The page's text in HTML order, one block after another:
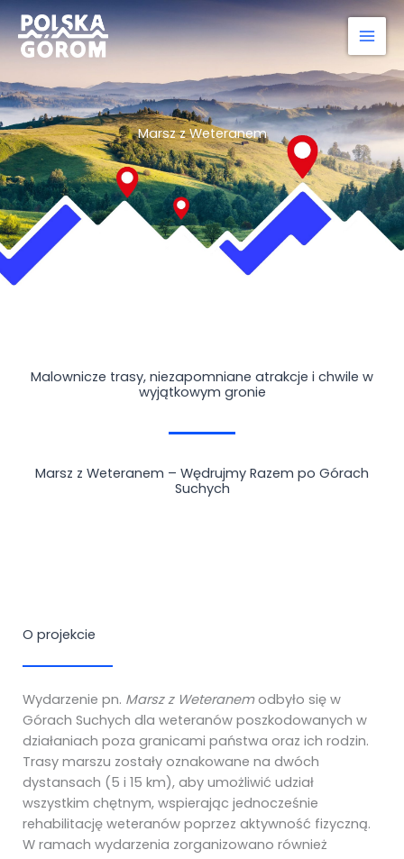
Przejdź
do
treści
Marsz z Weteranem
Malownicze trasy, niezapomniane atrakcje i chwile w
wyjątkowym gronie
Marsz z Weteranem – Wędrujmy Razem po Górach
Suchych
O projekcie
Wydarzenie pn. Marsz z Weteranemodbyło się w
Górach Suchych dla weteranów poszkodowanych w
działaniach poza granicami państwa oraz ich rodzin.
Trasy marszu zostały oznakowane na dwóch
dystansach (5 i 15 km), aby umożliwić udział
wszystkim chętnym, wspierając jednocześnie
rehabilitację weteranów poprzez aktywność fizyczną.
W ramach wydarzenia zorganizowano również